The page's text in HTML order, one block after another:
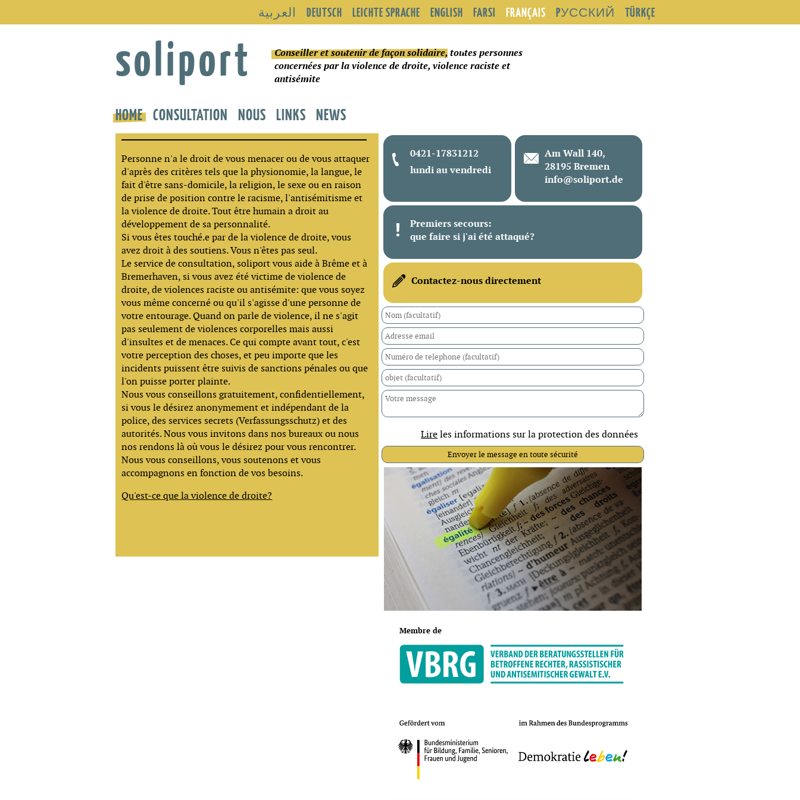
العربية DEUTSCH LEICHTE SPRACHE ENGLISH FARSI FRANÇAIS PУССКИЙ TÜRKÇE
soliport Conseiller et soutenir de façon solidaire, toutes personnes
concernées par la violence de droite, violence raciste et
antisémite
HOME CONSULTATION NOUS LINKS NEWS
Personne n'a le droit de vous menacer ou de vous attaquer
d'après des critères tels que la physionomie, la langue, le
fait d'être sans-domicile, la religion, le sexe ou en raison
de prise de position contre le racisme, l'antisémitisme et
la violence de droite. Tout être humain a droit au
développement de sa personnalité.
Si vous êtes touché.e par de la violence de droite, vous
avez droit à des soutiens. Vous n'êtes pas seul.
Le service de consultation, soliport vous aide à Brême et à
Bremerhaven, si vous avez été victime de violence de
droite, de violences raciste ou antisémite: que vous soyez
vous même concerné ou qu'il s'agisse d'une personne de
votre entourage. Quand on parle de violence, il ne s'agit
pas seulement de violences corporelles mais aussi
d'insultes et de menaces. Ce qui compte avant tout, c'est
votre perception des choses, et peu importe que les
incidents puissent être suivis de sanctions pénales ou que
l'on puisse porter plainte.
Nous vous conseillons gratuitement, confidentiellement,
si vous le désirez anonymement et indépendant de la
police, des services secrets (Verfassungsschutz) et des
autorités. Nous vous invitons dans nos bureaux ou nous
nos rendons là où vous le désirez pour vous rencontrer.
Nous vous conseillons, vous soutenons et vous
accompagnons en fonction de vos besoins.
Qu'est-ce que la violence de droite?
0421-17831212
lundi au vendredi
Am Wall 140,
28195 Bremen
info@soliport.de
Premiers secours:
que faire si j'ai été attaqué?
Contactez-nous directement
Lireles informations sur la protection des données
Membre de